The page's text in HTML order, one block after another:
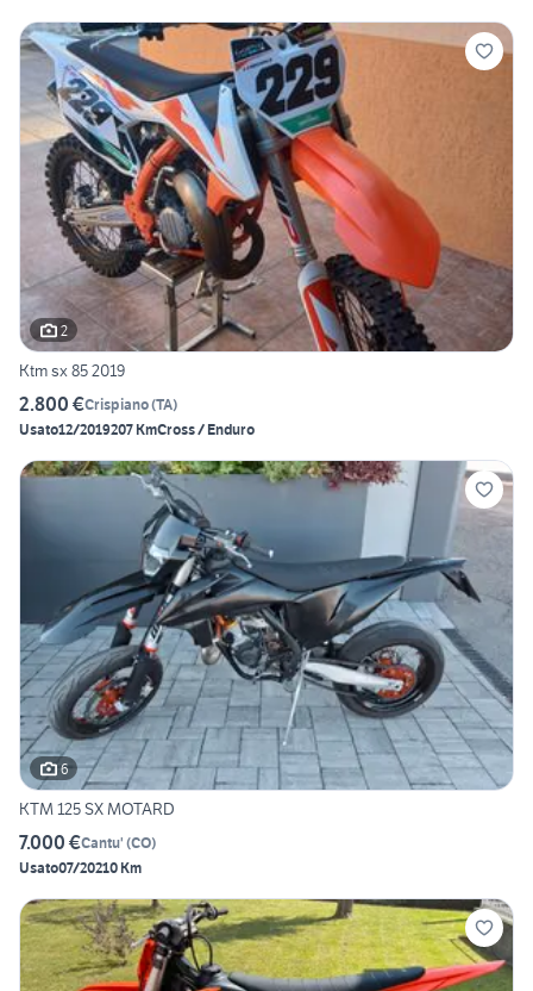
2
Ktm sx 85 2019
2.800 €Crispiano(TA)
Usato12/2019207 KmCross / Enduro
6
KTM 125 SX MOTARD
7.000 €Cantu' (CO)
Usato07/20210 Km